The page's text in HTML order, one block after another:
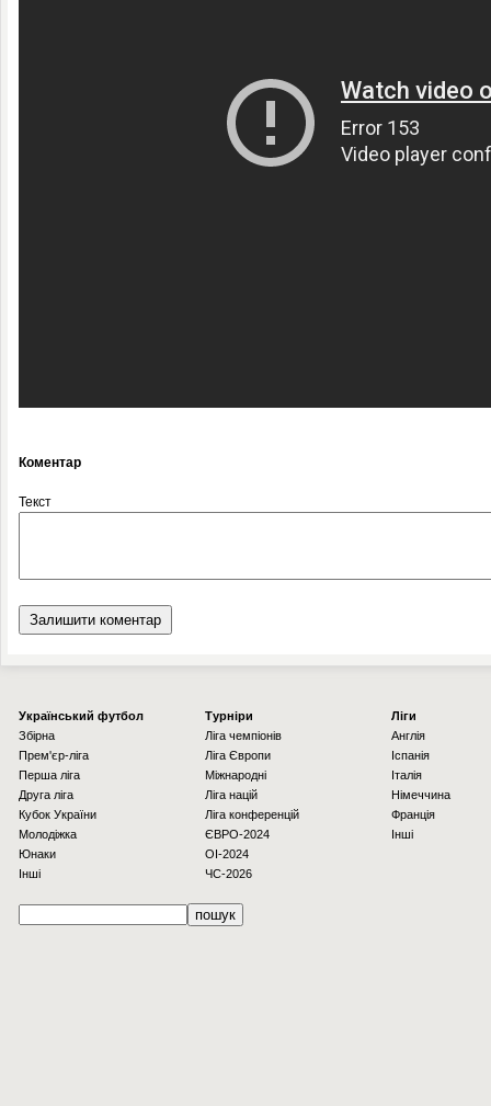
Коментар
Текст
Українcький футбол
Збірна
Прем'єр-ліга
Перша ліга
Друга ліга
Кубок України
Молодіжка
Юнаки
Інші
Турніри
Ліга чемпіонів
Ліга Європи
Міжнародні
Ліга націй
Ліга конференцій
ЄВРО-2024
OI-2024
ЧС-2026
Ліги
Англія
Іспанія
Італія
Німеччина
Франція
Інші